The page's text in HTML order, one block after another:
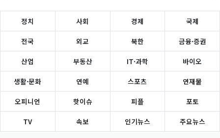
정치 사회 경제 국제
전국 외교 북한 금융·증권
산업 부동산 IT·과학 바이오
생활·문화 연예 스포츠 연재물
오피니언 핫이슈 피플 포토
TV 속보 인기뉴스 주요뉴스